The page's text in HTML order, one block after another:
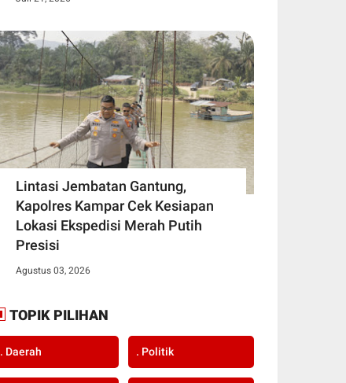
Lintasi Jembatan Gantung,
Kapolres Kampar Cek Kesiapan
Lokasi Ekspedisi Merah Putih
Presisi
Agustus 03, 2026
TOPIK PILIHAN
. Daerah . Politik